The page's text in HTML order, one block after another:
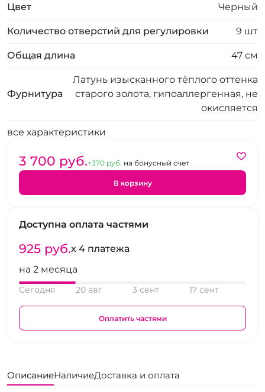
Цвет Черный
Количество отверстий для регулировки 9 шт
Общая длина 47 см
Фурнитура
Латунь изысканного тёплого оттенка
старого золота, гипоаллергенная, не
окисляется
все характеристики
3 700 pуб.+370 pуб. на бонусный счет
В корзину
Доступна оплата частями
925 pуб.x 4 платежа
на 2 месяца
Сегодня 20 авг 3 сент 17 сент
Оплатить частями
ОписаниеНаличиеДоставка и оплата